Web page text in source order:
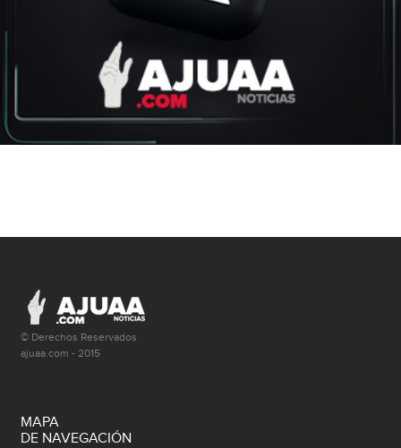
© Derechos Reservados
ajuaa.com - 2015
MAPA
DE NAVEGACIÓN